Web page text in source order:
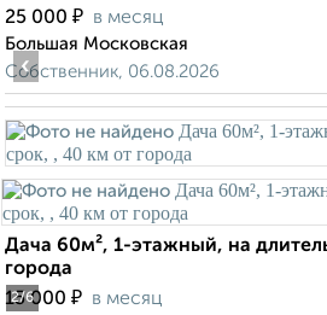
25 000 ₽ в месяц
Большая Московская
Собственник, 06.08.2026
2/6
‹
Дача 60м², 1-этажный, на
города
15 000 ₽ в месяц